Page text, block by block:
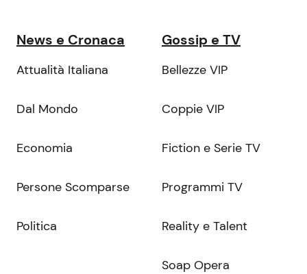
News e Cronaca
Attualità Italiana
Dal Mondo
Economia
Persone Scomparse
Politica
Gossip e TV
Bellezze VIP
Coppie VIP
Fiction e Serie TV
Programmi TV
Reality e Talent
Soap Opera